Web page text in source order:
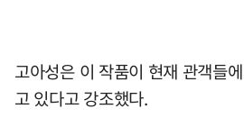
고아성은 이 작품이 현재 관객들
고 있다고 강조했다.